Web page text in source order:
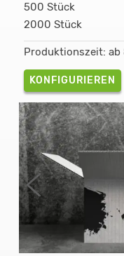
500 Stück
2000 Stück
Produktionszeit: ab
KONFIGURIEREN